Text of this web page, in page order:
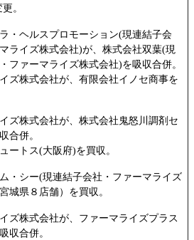
。
・ヘルスプロモーション(現連結子会
ライズ株式会社)が、株式会社双葉(現
ファーマライズ株式会社)を吸収合併。
ズ株式会社が、有限会社イノセ商事を
ズ株式会社が、株式会社鬼怒川調剤セ
合併。
ートス(大阪府)を買収。
・シー(現連結子会社・ファーマライズ
城県８店舗）を買収。
ズ株式会社が、ファーマライズプラス
収合併。